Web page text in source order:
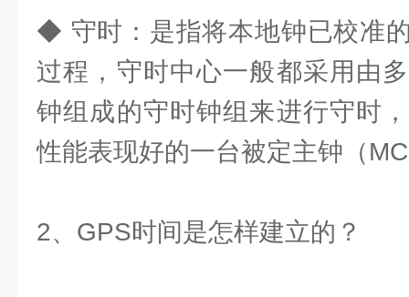
◆ 守时：是指将本地钟已校准
过程，守时中心一般都采用由
钟组成的守时钟组来进行守时
性能表现好的一台被定主钟（
2、GPS时间是怎样建立的？